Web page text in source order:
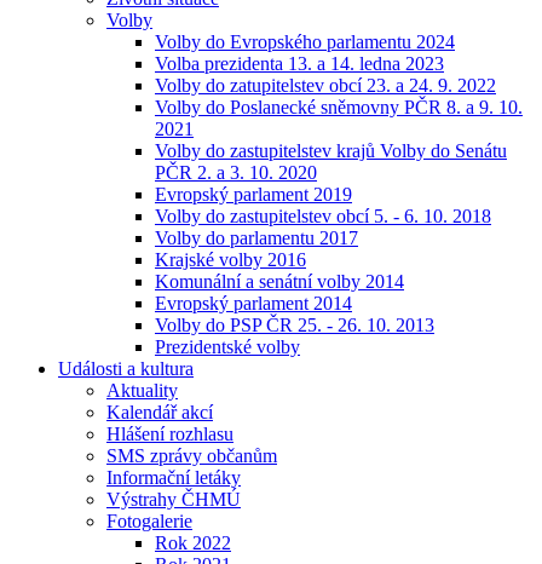
Volby
Volby do Evropského parlamentu 2024
Volba prezidenta 13. a 14. ledna 2023
Volby do zatupitelstev obcí 23. a 24. 9. 2022
Volby do Poslanecké sněmovny PČR 8. a 9. 10.
2021
Volby do zastupitelstev krajů Volby do Senátu
PČR 2. a 3. 10. 2020
Evropský parlament 2019
Volby do zastupitelstev obcí 5. - 6. 10. 2018
Volby do parlamentu 2017
Krajské volby 2016
Komunální a senátní volby 2014
Evropský parlament 2014
Volby do PSP ČR 25. - 26. 10. 2013
Prezidentské volby
Události a kultura
Aktuality
Kalendář akcí
Hlášení rozhlasu
SMS zprávy občanům
Informační letáky
Výstrahy ČHMÚ
Fotogalerie
Rok 2022